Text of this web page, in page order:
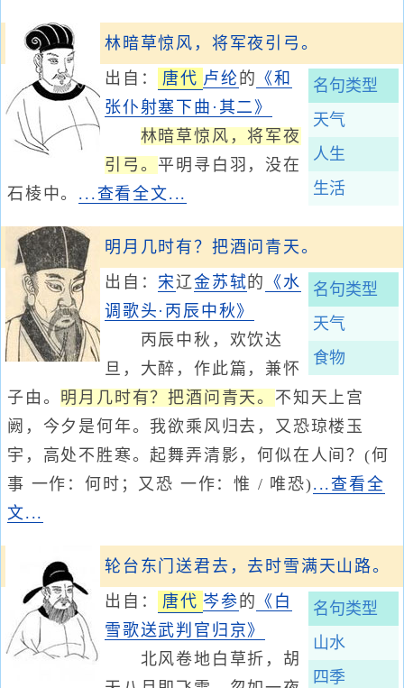
林暗草惊风，将军夜引弓。
名句类型
天气
人生
生活
出自： 唐代 卢纶 的 《和
张仆射塞下曲·其二》
林暗草惊风，将军夜
引弓。 平明寻白羽，没在
石棱中。 ...查看全文...
明月几时有？把酒问青天。
名句类型
天气
食物
出自：宋辽金苏轼的 《水
调歌头·丙辰中秋》
丙辰中秋，欢饮达
旦，大醉，作此篇，兼怀
子由。 明月几时有？把酒问青天。 不知天上宫
阙，今夕是何年。我欲乘风归去，又恐琼楼玉
宇，高处不胜寒。起舞弄清影，何似在人间？(何
事 一作：何时；又恐 一作：惟 / 唯恐)...查看全
文...
轮台东门送君去，去时雪满天山路。
名句类型
山水
四季
出自： 唐代 岑参 的 《白
雪歌送武判官归京》
北风卷地白草折，胡